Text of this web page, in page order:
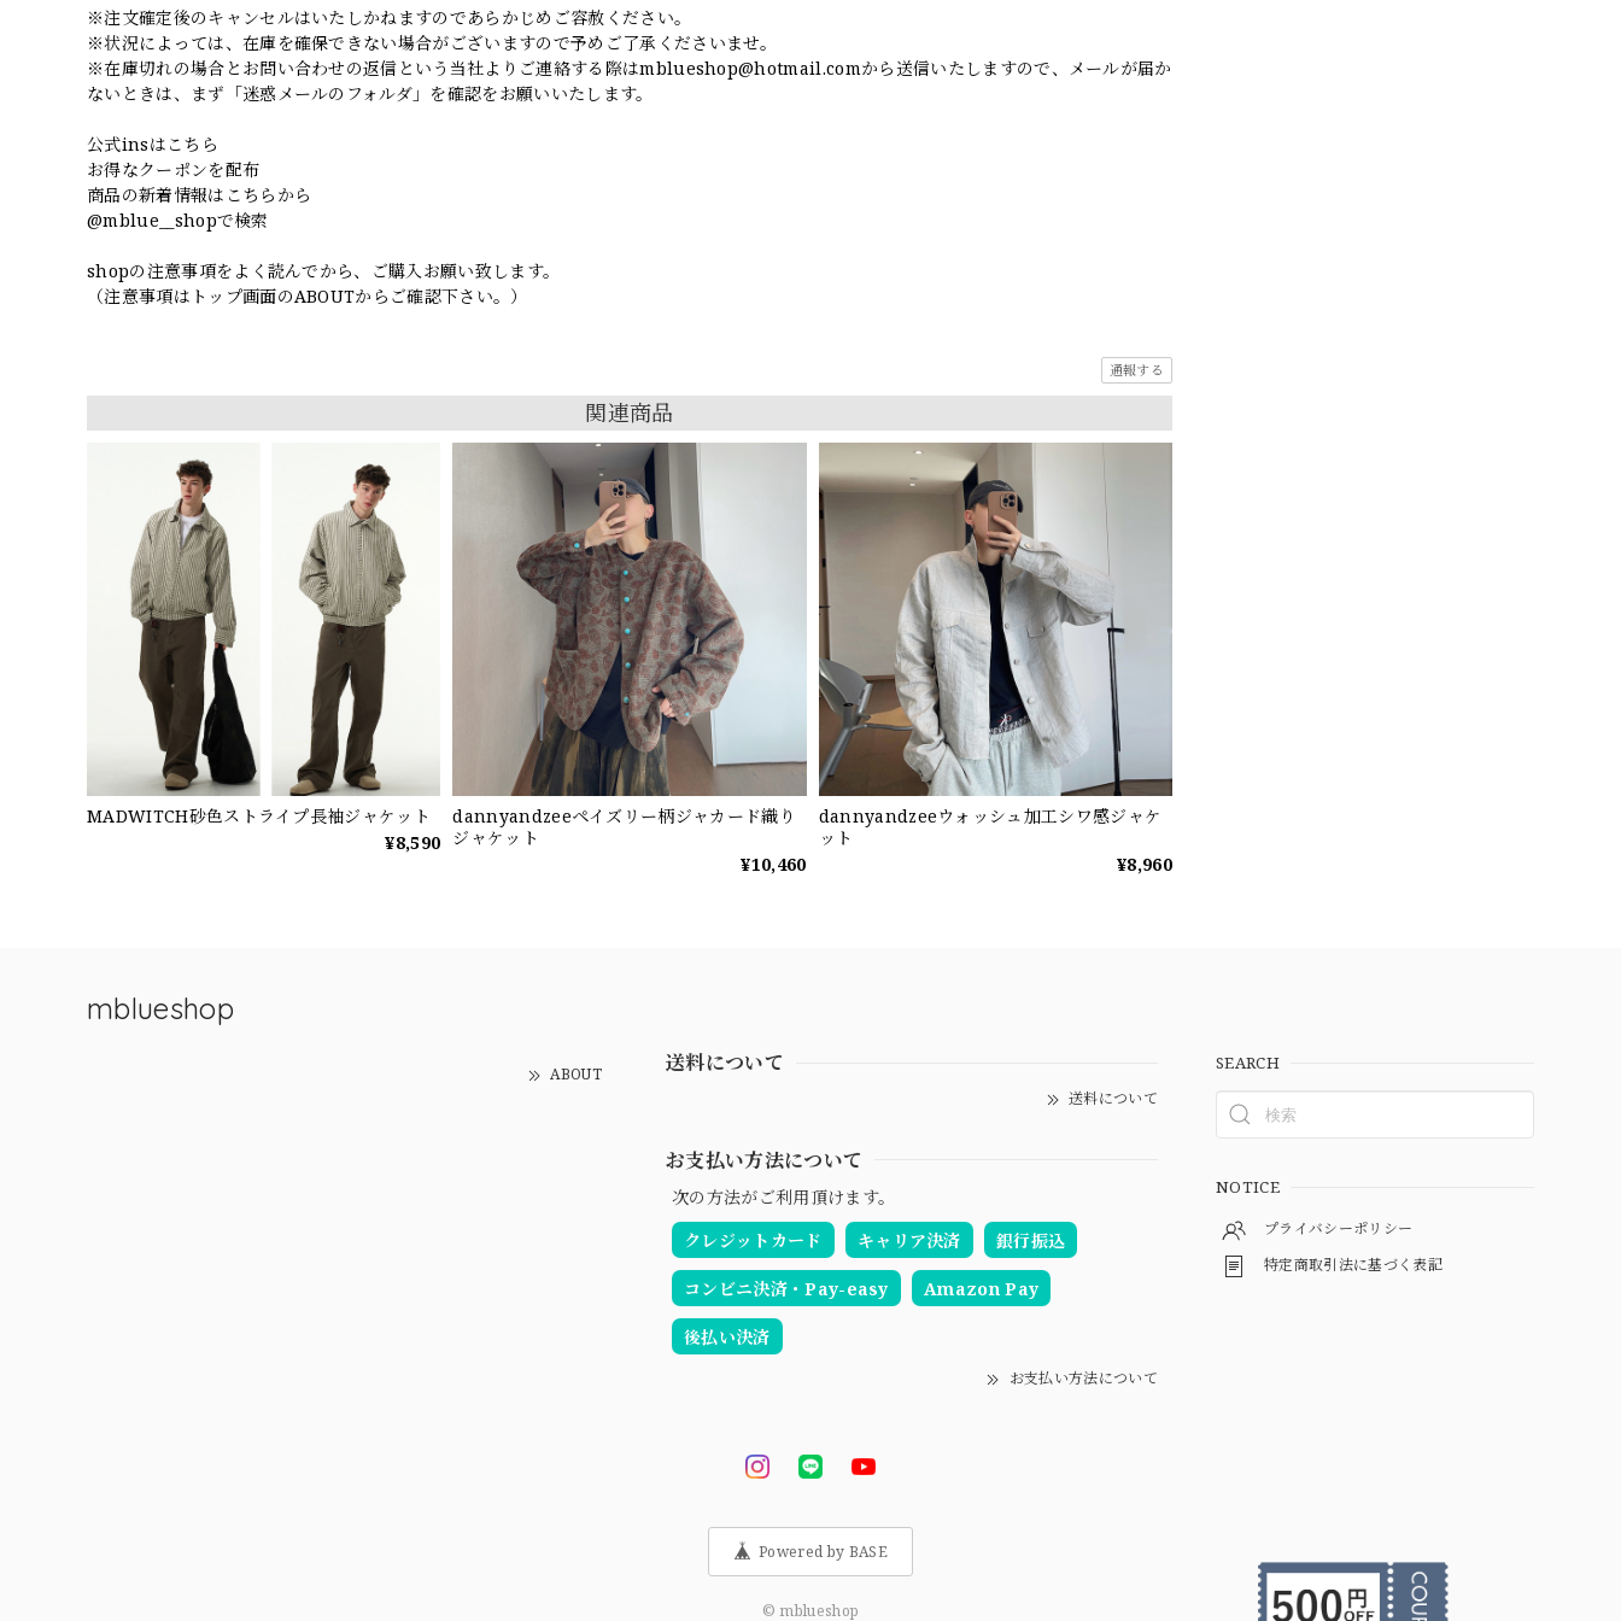
※注文確定後のキャンセルはいたしかねますのであらかじめご容赦ください。
※状況によっては、在庫を確保できない場合がございますので予めご了承くださいませ。
※在庫切れの場合とお問い合わせの返信という当社よりご連絡する際はmblueshop@hotmail.comから送信いたしますので、メールが届か
ないときは、まず「迷惑メールのフォルダ」を確認をお願いいたします。
公式insはこちら
お得なクーポンを配布
商品の新着情報はこちらから
@mblue__shopで検索
shopの注意事項をよく読んでから、ご購入お願い致します。
（注意事項はトップ画面のABOUTからご確認下さい。）
通報する
関連商品
MADWITCH砂色ストライプ長袖ジャケット
¥8,590
dannyandzeeペイズリー柄ジャカード織り
ジャケット
¥10,460
dannyandzeeウォッシュ加工シワ感ジャケ
ット
¥8,960
mblueshop
ABOUT 送料について
送料について
お支払い方法について
次の方法がご利用頂けます。
クレジットカード
キャリア決済 銀行振込
コンビニ決済・Pay-easy Amazon Pay
後払い決済
お支払い方法について
SEARCH
NOTICE
プライバシーポリシー
特定商取引法に基づく表記
Powered by BASE
© mblueshop